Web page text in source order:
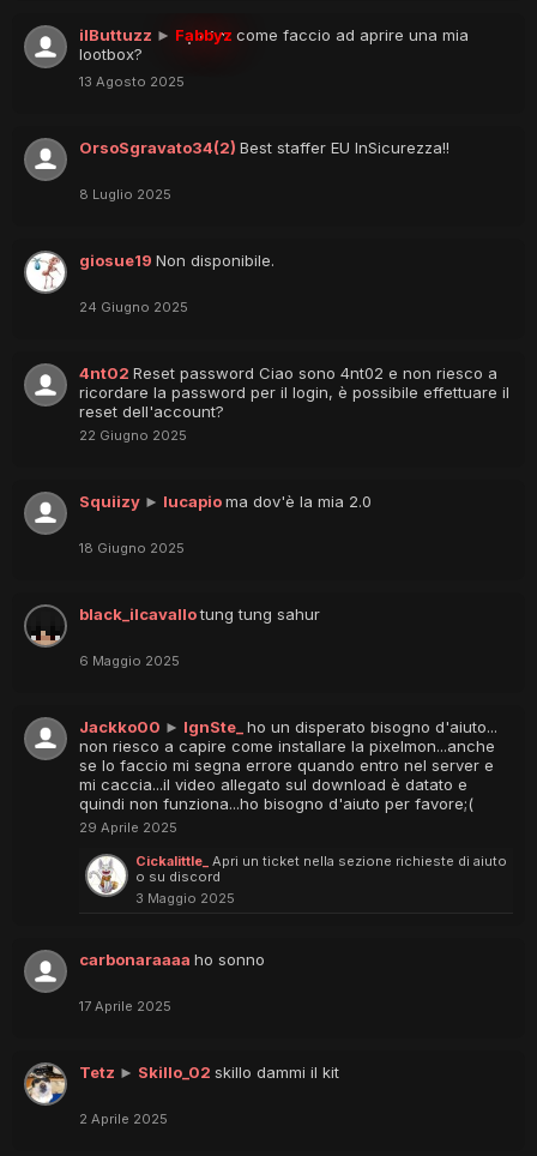
ilButtuzz ► Fabbyz come faccio ad aprire una mia
lootbox?
13 Agosto 2025
OrsoSgravato34(2) Best staffer EU InSicurezza!!
8 Luglio 2025
giosue19 Non disponibile.
24 Giugno 2025
4nt02 Reset password Ciao sono 4nt02 e non riesco a
ricordare la password per il login, è possibile effettuare il
reset dell'account?
22 Giugno 2025
Squiizy ► lucapioma dov'è la mia 2.0
18 Giugno 2025
black_ilcavallotung tung sahur
6 Maggio 2025
Jackko00 ► IgnSte_ ho un disperato bisogno d'aiuto...
non riesco a capire come installare la pixelmon...anche
se lo faccio mi segna errore quando entro nel server e
mi caccia...il video allegato sul download è datato e
quindi non funziona...ho bisogno d'aiuto per favore;(
29 Aprile 2025
Cickalittle_ Apri un ticket nella sezione richieste di aiuto
o su discord
3 Maggio 2025
carbonaraaaa ho sonno
17 Aprile 2025
Tetz ► Skillo_02 skillo dammi il kit
2 Aprile 2025